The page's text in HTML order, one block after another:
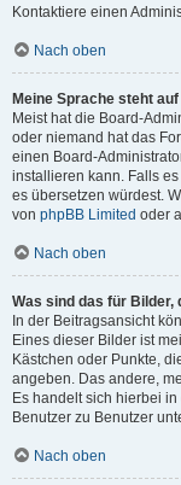
Kontaktiere einen
Nach oben
Meine Sprache steht
Meist hat die Board-
oder niemand hat das
einen Board-
installieren kann. Falls
es übersetzen würdest.
von phpBB Limited oder
Nach oben
Was sind das für Bilder,
In der Beitragsansicht
Eines dieser Bilder ist
Kästchen oder Punkte,
angeben. Das andere,
Es handelt sich hierbei
Benutzer zu Benutzer
Nach oben